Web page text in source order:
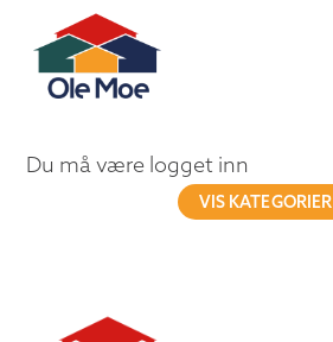
Du må være logget inn
VIS KATEGORIER